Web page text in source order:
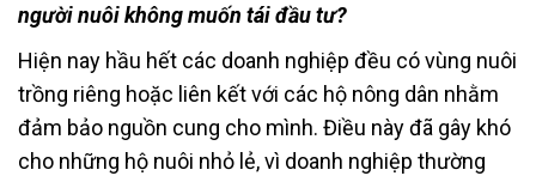
người nuôi không muốn tái đầu tư?
Hiện nay hầu hết các doanh nghiệp đều có vùng nuôi
trồng riêng hoặc liên kết với các hộ nông dân nhằm
đảm bảo nguồn cung cho mình. Điều này đã gây khó
cho những hộ nuôi nhỏ lẻ, vì doanh nghiệp thường